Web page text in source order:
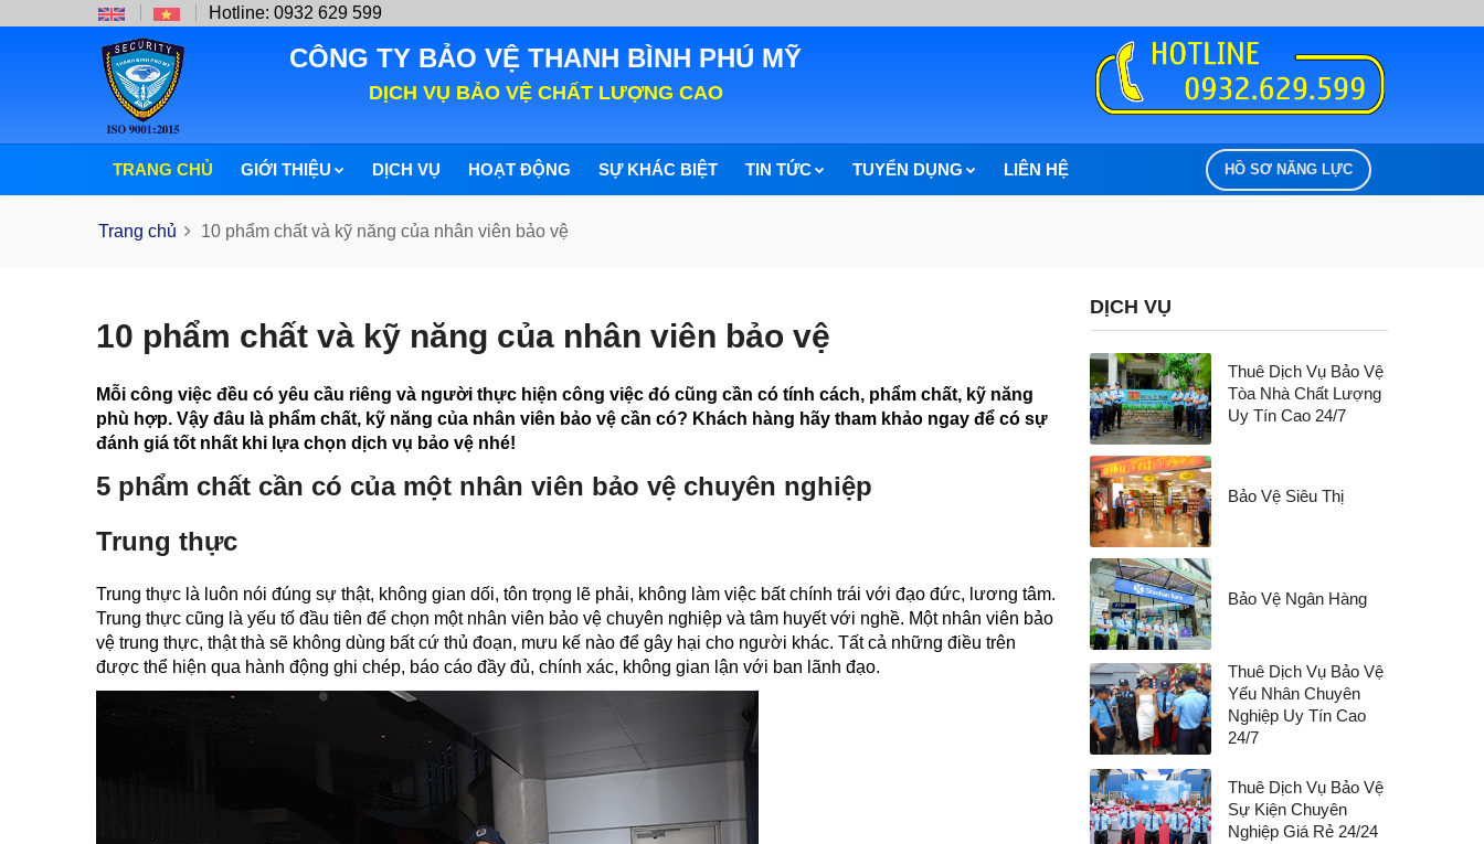
Hotline: 0932 629 599
CÔNG TY BẢO VỆ THANH BÌNH PHÚ MỸ
DỊCH VỤ BẢO VỆ CHẤT LƯỢNG CAO
HỒ SƠ NĂNG LỰC
TRANG CHỦ GIỚI THIỆU DỊCH VỤ HOẠT ĐỘNG SỰ KHÁC BIỆT TIN TỨC TUYỂN DỤNG LIÊN HỆ
Trang chủ 10 phẩm chất và kỹ năng của nhân viên bảo vệ
10 phẩm chất và kỹ năng của nhân viên bảo vệ
Mỗi công việc đều có yêu cầu riêng và người thực hiện công việc đó cũng cần có tính cách, phẩm chất, kỹ năng
phù hợp. Vậy đâu là phẩm chất, kỹ năng của nhân viên bảo vệ cần có? Khách hàng hãy tham khảo ngay để có sự
đánh giá tốt nhất khi lựa chọn dịch vụ bảo vệ nhé!
5 phẩm chất cần có của một nhân viên bảo vệ chuyên nghiệp
Trung thực
Trung thực là luôn nói đúng sự thật, không gian dối, tôn trọng lẽ phải, không làm việc bất chính trái với đạo đức, lương tâm.
Trung thực cũng là yếu tố đầu tiên để chọn một nhân viên bảo vệ chuyên nghiệp và tâm huyết với nghề. Một nhân viên bảo
vệ trung thực, thật thà sẽ không dùng bất cứ thủ đoạn, mưu kế nào để gây hại cho người khác. Tất cả những điều trên
được thể hiện qua hành động ghi chép, báo cáo đầy đủ, chính xác, không gian lận với ban lãnh đạo.
DỊCH VỤ
Thuê Dịch Vụ Bảo Vệ
Tòa Nhà Chất Lượng
Uy Tín Cao 24/7
Bảo Vệ Siêu Thị
Bảo Vệ Ngân Hàng
Thuê Dịch Vụ Bảo Vệ
Yếu Nhân Chuyên
Nghiệp Uy Tín Cao
24/7
Thuê Dịch Vụ Bảo Vệ
Sự Kiện Chuyên
Nghiệp Giá Rẻ 24/24